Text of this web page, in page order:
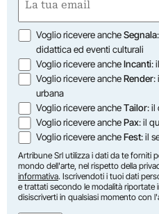
(Required)
Opzioni
Voglio ricevere ancheSegnala
didattica ed eventi culturali
Voglio ricevere ancheIncanti:
Voglio ricevere ancheRender:
urbana
Voglio ricevere ancheTailor: il
Voglio ricevere anchePax: il
Voglio ricevere ancheFest: il
Artribune Srl utilizza i dati da te forniti
mondo dell'arte, nel rispetto della
informativa. Iscrivendoti i tuoi dati
e trattati secondo le modalità riportate
disiscriverti in qualsiasi momento con